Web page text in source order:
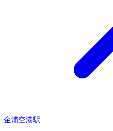
金浦空港駅